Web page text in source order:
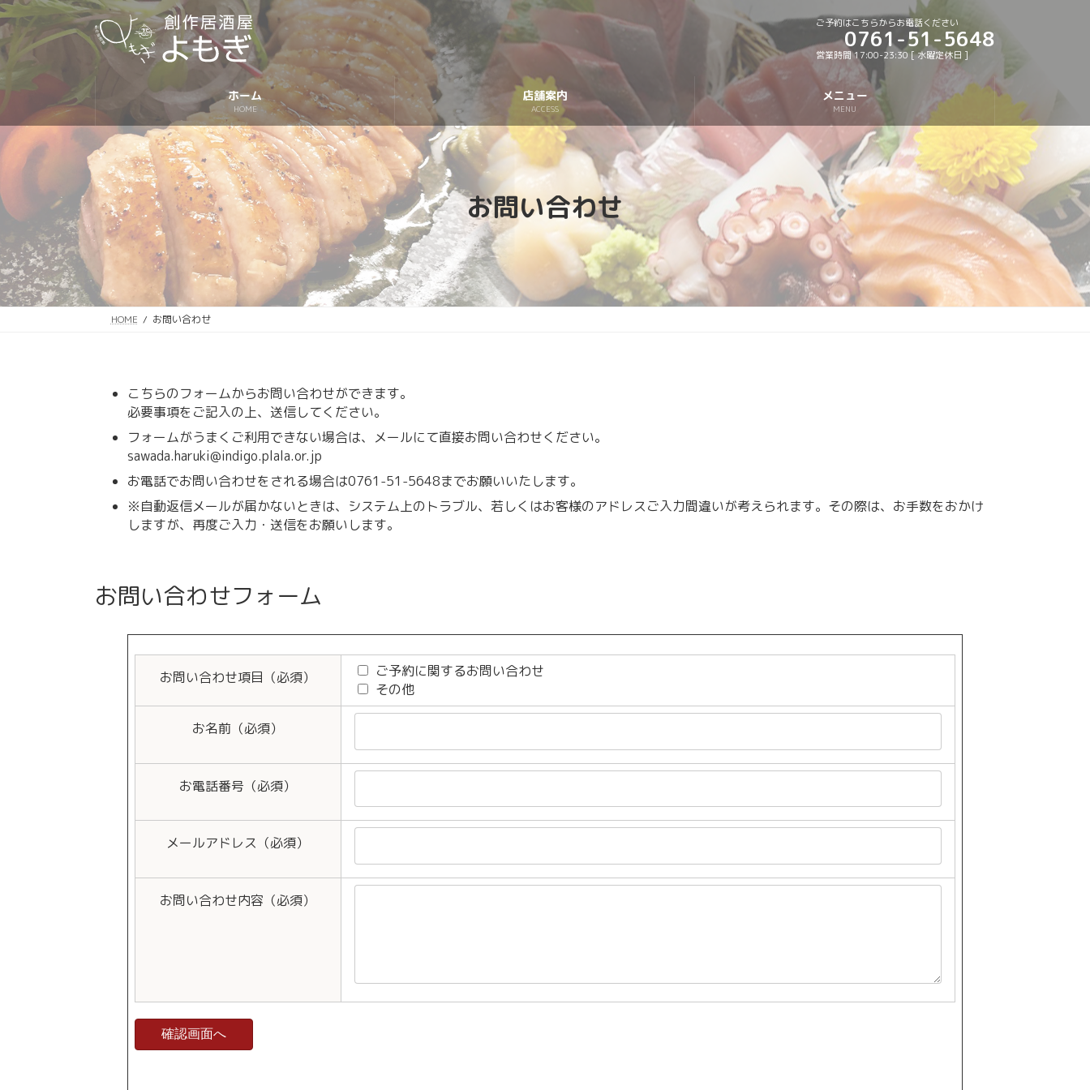
コ
ン
テ
ン
ツ
キ
ナ
ビ
ゲ
ー
シ
に
ご予約はこちらからお電話ください
0761-51-5648
営業時間 17:00-23:30 [ 水曜定休日 ]
ホーム
HOME
店舗案内
ACCESS
メニュー
MENU
お問い合わせ
HOME お問い合わせ
こちらのフォームからお問い合わせができます。
必要事項をご記入の上、送信してください。
フォームがうまくご利用できない場合は、メールにて直接お問い合わせください。
sawada.haruki@indigo.plala.or.jp
お電話でお問い合わせをされる場合は0761-51-5648までお願いいたします。
※自動返信メールが届かないときは、システム上のトラブル、若しくはお客様のアドレスご入力間違いが考えられます。その際は、お手数をおかけ
しますが、再度ご入力・送信をお願いします。
お問い合わせフォーム
お問い合わせ項目（必須）
ご予約に関するお問い合わせ
その他
お名前（必須）
お電話番号（必須）
メールアドレス（必須）
お問い合わせ内容（必須）